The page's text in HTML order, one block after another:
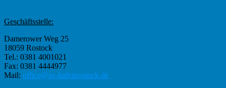
Geschäftsstelle:
Damerower Weg 25
18059 Rostock
Tel.: 0381 4001021
Fax: 0381 4444977
Mail: office@sv-hafenrostock.de